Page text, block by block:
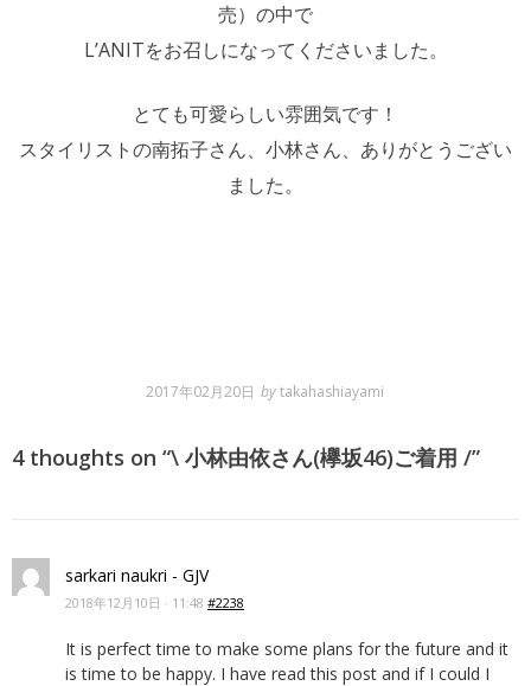
売）の中で
L’ANITをお召しになってくださいました。
とても可愛らしい雰囲気です！
スタイリストの南拓子さん、小林さん、ありがとうござい
ました。
2017年02月20日 by takahashiayami
4 thoughts on “\ 小林由依さん(欅坂46)ご着用 /”
sarkari naukri - GJV
2018年12月10日 · 11:48 #2238
It is perfect time to make some plans for the future and it
is time to be happy. I have read this post and if I could I